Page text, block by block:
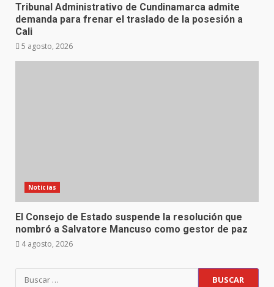
Tribunal Administrativo de Cundinamarca admite
demanda para frenar el traslado de la posesión a
Cali
5 agosto, 2026
Noticias
El Consejo de Estado suspende la resolución que
nombró a Salvatore Mancuso como gestor de paz
4 agosto, 2026